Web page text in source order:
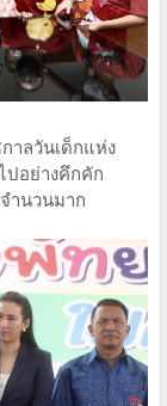
าลวันเด็กแห่ง
ปอย่างคึกคัก
ำนวนมาก